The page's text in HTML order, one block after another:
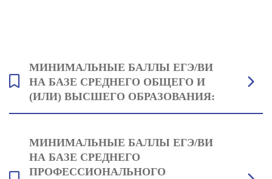
МИНИМАЛЬНЫЕ БАЛЛЫ ЕГЭ/ВИ
НА БАЗЕ СРЕДНЕГО ОБЩЕГО И
(ИЛИ) ВЫСШЕГО ОБРАЗОВАНИЯ:
Обществознание: 42
Один на выбор: Математика (профильная): 40 или Биология: 39 или
Иностранный язык*: 35 или Литература: 40
МИНИМАЛЬНЫЕ БАЛЛЫ ЕГЭ/ВИ
НА БАЗЕ СРЕДНЕГО
ПРОФЕССИОНАЛЬНОГО